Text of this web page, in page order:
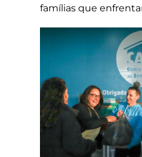
famílias que